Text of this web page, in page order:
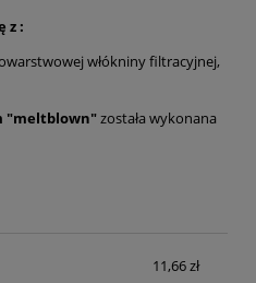
z :
włókniny filtracyjnej,
"meltblown"została wykonana
kosztów płatności
11,66 zł